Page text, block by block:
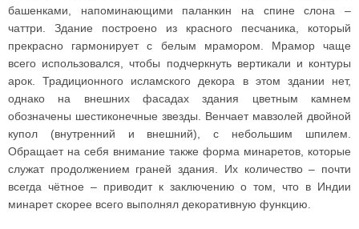
башенками, напоминающими паланкин на спине слона –
чаттри. Здание построено из красного песчаника, который
прекрасно гармонирует с белым мрамором. Мрамор чаще
всего использовался, чтобы подчеркнуть вертикали и контуры
арок. Традиционного исламского декора в этом здании нет,
однако на внешних фасадах здания цветным камнем
обозначены шестиконечные звезды. Венчает мавзолей двойной
купол (внутренний и внешний), с небольшим шпилем.
Обращает на себя внимание также форма минаретов, которые
служат продолжением граней здания. Их количество – почти
всегда чётное – приводит к заключению о том, что в Индии
минарет скорее всего выполнял декоративную функцию.